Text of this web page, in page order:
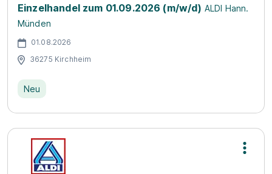
Einzelhandel zum 01.09.2026 (m/w/d) ALDI Hann.
Münden
01.08.2026
36275 Kirchheim
Neu